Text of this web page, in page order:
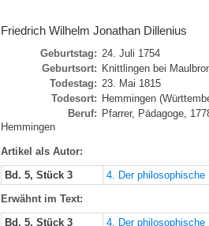
Friedrich Wilhelm Jonathan Dillenius
Geburtstag: 24. Juli 1754
Geburtsort: Knittlingen bei
Todestag: 23. Mai 1815
Todesort: Hemmingen
Beruf: Pfarrer, Pädagoge,
Hemmingen
Artikel als Autor:
Bd. 5, Stück 3
4. Der philosophische
Erwähnt im Text:
Bd. 5, Stück 3
4. Der philosophische